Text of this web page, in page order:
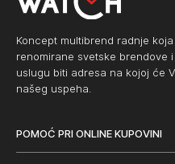
Koncept multibrend radnje
renomirane svetske brendove
uslugu biti adresa na kojoj će
našeg uspeha.
POMOĆ PRI ONLINE KUPOVINI